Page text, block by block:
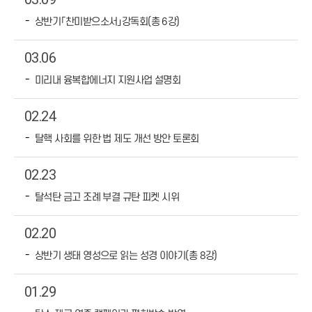
상반기「찬미받으소서」강독회(총 6강)
03.06
미리내 융복합에너지 지원사업 설명회
02.24
탈핵 사회를 위한 법 제도 개선 방안 토론회
02.23
탈석탄 금고 조례 부결 규탄 피켓 시위
02.20
상반기 생태 영성으로 읽는 성경 이야기(총 8강)
01.29